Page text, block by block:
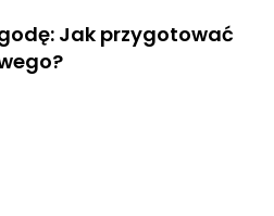
główna !!!
Jak przygotować